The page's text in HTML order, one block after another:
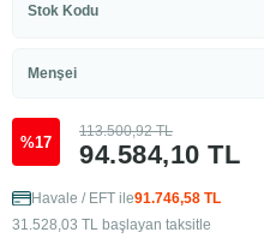
Stok Kodu
Menşei
%17 94.584,10 TL
113.500,92 TL
Havale / EFT ile91.746,58 TL
31.528,03 TL başlayan taksitle